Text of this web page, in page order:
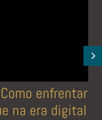
enfrentar
na era digital